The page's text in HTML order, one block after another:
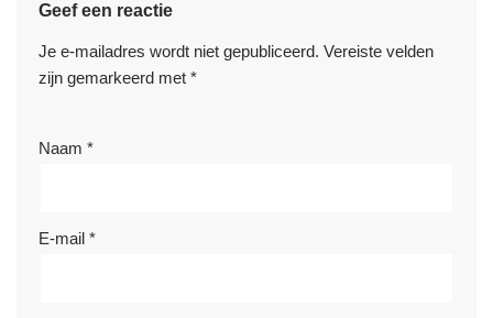
Geef een reactie
Je e-mailadres wordt niet gepubliceerd. Vereiste velden
zijn gemarkeerd met *
Naam *
E-mail *